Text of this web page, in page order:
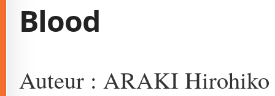
Blood
Auteur : ARAKI Hirohiko